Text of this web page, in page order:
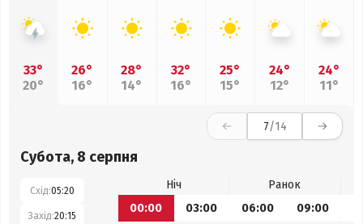
33°
20°
26°
16°
28°
14°
32°
16°
25°
15°
24°
12°
24°
11°
7/14
Субота, 8 серпня
Схід:05:20
Захід:20:15
Ніч
Ранок
00:00
03:00 06:00 09:00